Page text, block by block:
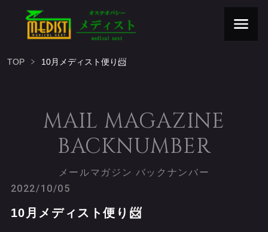
TOP 10月メディスト便り📨
MAIL MAGAZINE
BACKNUMBER
メールマガジン バックナンバー
2022/10/05
10月メディスト便り📨